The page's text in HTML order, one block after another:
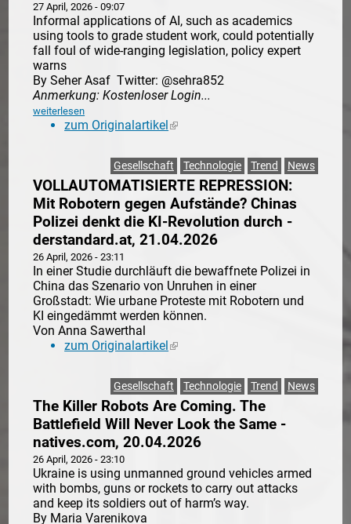
27 April, 2026 - 09:07
Informal applications of AI, such as academics
using tools to grade student work, could potentially
fall foul of wide-ranging legislation, policy expert
warns
By Seher Asaf Twitter: @sehra852
Anmerkung: Kostenloser Login...
weiterlesen
zum Originalartikel(link is external)
Gesellschaft Technologie Trend News
VOLLAUTOMATISIERTE REPRESSION:
Mit Robotern gegen Aufstände? Chinas
Polizei denkt die KI-Revolution durch -
derstandard.at, 21.04.2026
26 April, 2026 - 23:11
In einer Studie durchläuft die bewaffnete Polizei in
China das Szenario von Unruhen in einer
Großstadt: Wie urbane Proteste mit Robotern und
KI eingedämmt werden können.
Von Anna Sawerthal
zum Originalartikel(link is external)
Gesellschaft Technologie Trend News
The Killer Robots Are Coming. The
Battlefield Will Never Look the Same -
natives.com, 20.04.2026
26 April, 2026 - 23:10
Ukraine is using unmanned ground vehicles armed
with bombs, guns or rockets to carry out attacks
and keep its soldiers out of harm’s way.
By Maria Varenikova